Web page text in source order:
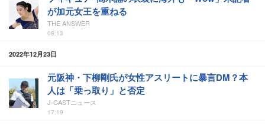
が加元女王を重ねる
THE ANSWER
08:13
2022年12月23日
元阪神・下柳剛氏が女性アスリートに暴言DM？本
人は「乗っ取り」と否定
J-CASTニュース
17:19